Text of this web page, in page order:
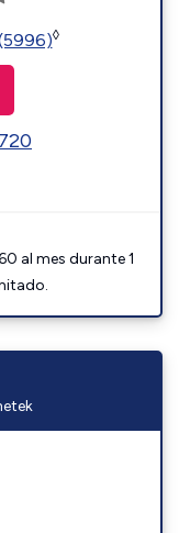
◊
al mes durante 1